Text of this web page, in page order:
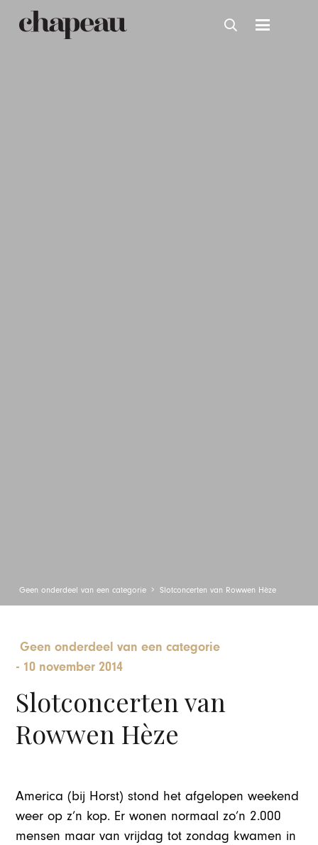
Geen onderdeel van een categorie Slotconcerten van Rowwen Hèze
Geen onderdeel van een categorie
- 10 november 2014
Slotconcerten van
Rowwen Hèze
America (bij Horst) stond het afgelopen weekend
weer op z’n kop. Er wonen normaal zo’n 2.000
mensen maar van vrijdag tot zondag kwamen in